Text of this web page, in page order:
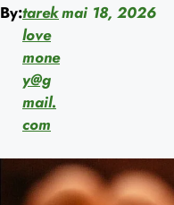
By:tarek
love
mone
y@g
mail.
com
mai 18, 2026